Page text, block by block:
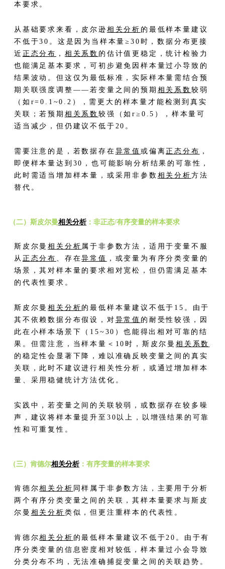
本要求。
从基础要求来看，皮尔逊 相关分析 的最低样本量建议
不低于30。这是因为当样本量≥30时，数据分布更接
近 正态分布 ， 相关系数 的估计值更稳定，统计检验力
也能满足基本要求，可初步避免因样本量过小导致的
结果波动。但这仅为最低标准，实际样本量需结合预
期关联强度调整——若变量之间的预期 相关系数 较弱
（如r=0.1~0.2），需更大的样本量才能检测到真实
关联；若预期 相关系数较强（如r≥0.5），样本量可
适当减少，但仍建议不低于20。
需要注意的是，若数据存在 异常值或偏离 正态分布 ，
即便样本量达到30，也可能影响分析结果的可靠性，
此时需适当增加样本量，或采用非参数 相关分析 方法
替代。
（二）斯皮尔曼相关分析：非正态/有序变量的样本要求
斯皮尔曼相关分析 属于非参数方法，适用于变量不服
从 正态分布 、存在异常值
，或变量为有序分类变量的
场景，其对样本量的要求相对宽松，但仍需满足基本
的代表性要求。
斯皮尔曼相关分析 的最低样本量建议不低于15。由于
其不依赖数据分布假设，对 异常值 的耐受性较强，因
此在小样本场景下（15~30）也能得出相对可靠的结
果。但需注意，当样本量＜10时，斯皮尔曼相关系数
的稳定性会显著下降，难以准确反映变量之间的真实
关联，此时不建议进行相关性分析，或通过增加样本
量、采用稳健统计方法优化。
实践中，若变量之间的关联较弱，或数据存在较多噪
声，建议将样本量提升至30以上，以增强结果的可靠
性和可重复性。
（三）肯德尔相关分析：有序变量的样本要求
肯德尔相关分析 同样属于非参数方法，主要用于分析
两个有序分类变量之间的关联，其样本量要求与斯皮
尔曼 相关分析 类似，但更注重样本的代表性。
肯德尔相关分析 的最低样本量建议不低于20。由于有
序分类变量的信息密度相对较低，样本量过小会导致
分类分布不均，无法准确捕捉变量之间的关联趋势。